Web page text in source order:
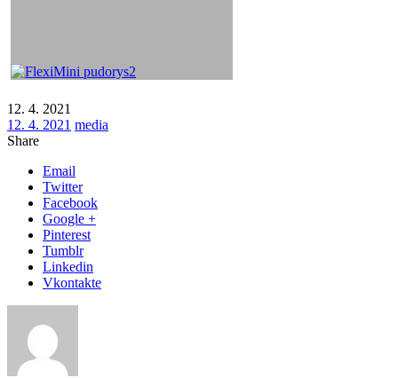
12. 4. 2021
12. 4. 2021 media
Share
Email
Twitter
Facebook
Google +
Pinterest
Tumblr
Linkedin
Vkontakte